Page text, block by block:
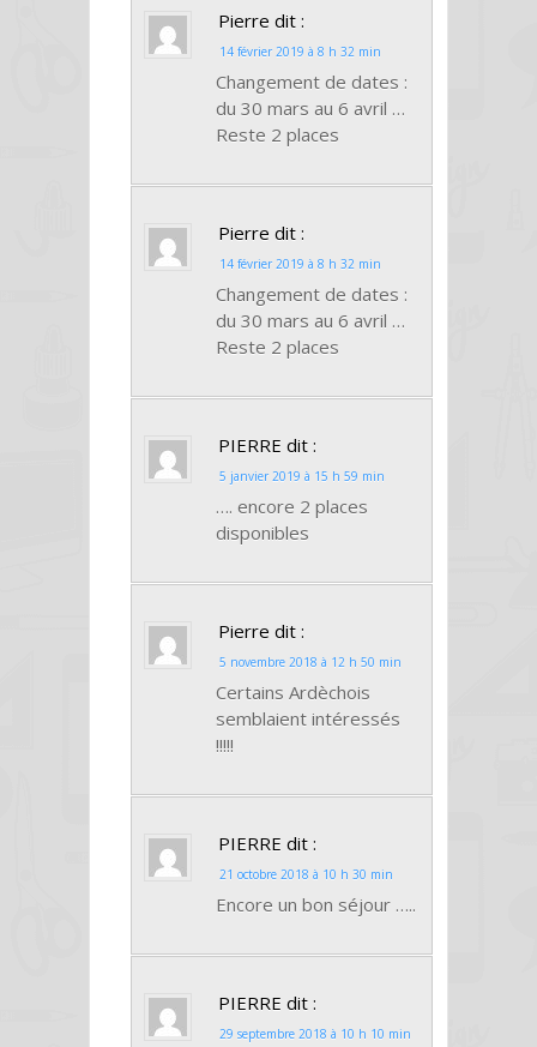
Pierre dit :
14 février 2019 à 8 h 32 min
Changement de dates :
du 30 mars au 6 avril …
Reste 2 places
Pierre dit :
14 février 2019 à 8 h 32 min
Changement de dates :
du 30 mars au 6 avril …
Reste 2 places
PIERRE dit :
5 janvier 2019 à 15 h 59 min
…. encore 2 places
disponibles
Pierre dit :
5 novembre 2018 à 12 h 50 min
Certains Ardèchois
semblaient intéressés
!!!!!
PIERRE dit :
21 octobre 2018 à 10 h 30 min
Encore un bon séjour …..
PIERRE dit :
29 septembre 2018 à 10 h 10 min